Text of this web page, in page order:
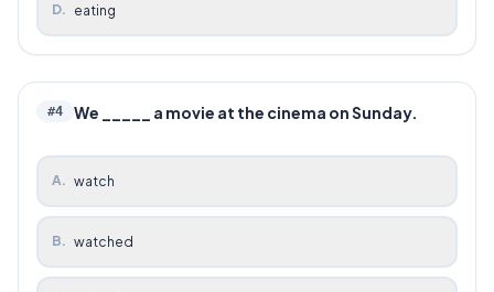
D. eating
#4 We _____ a movie at the cinema on Sunday.
A. watch
B. watched